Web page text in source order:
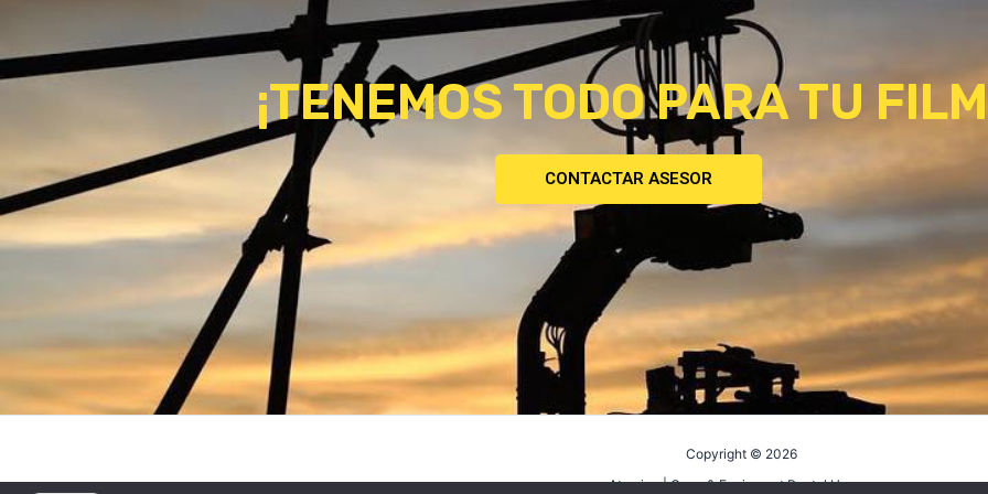
¡TENEMOS TODO PARA TU
CONTACTAR ASESOR
Copyright © 2026
Atomica | Crew & Equipment Rental House.